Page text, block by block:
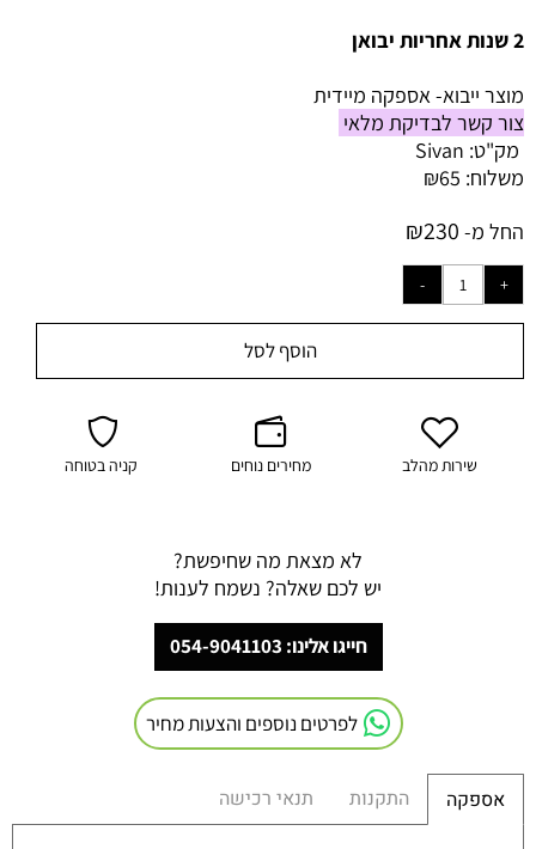
2 שנות אחריות יבואן
מוצר ייבוא- אספקה מיידית
צור קשר לבדיקת מלאי
מק"ט: Sivan
משלוח:
₪65
החל מ-
₪230
הוסף לסל
שירות מהלב מחירים נוחים קניה בטוחה
לא מצאת מה שחיפשת?
יש לכם שאלה? נשמח לענות!
חייגו אלינו: 054-9041103
לפרטים נוספים והצעות מחיר
אספקה התקנות תנאי רכישה